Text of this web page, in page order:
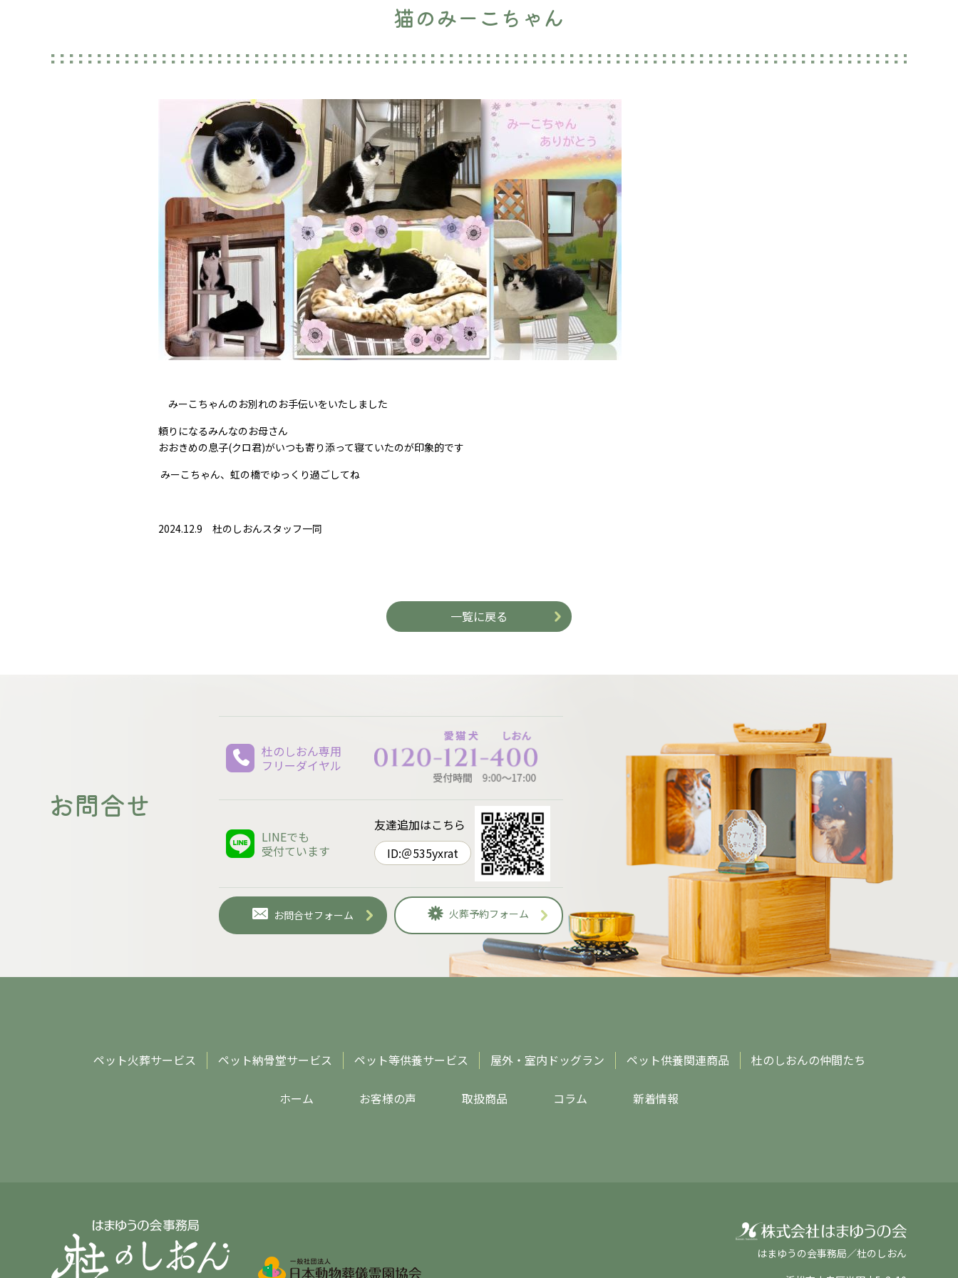
猫のみーこちゃん
みーこちゃんのお別れのお手伝いをいたしました
頼りになるみんなのお母さん
おおきめの息子(クロ君)がいつも寄り添って寝ていたのが印象的です
みーこちゃん、虹の橋でゆっくり過ごしてね
2024.12.9 杜のしおんスタッフ一同
一覧に戻る
お問合せ
杜のしおん専用
フリーダイヤル
LINEでも
受付ています
友達追加はこちら
ID:＠535yxrat
お問合せフォーム 火葬予約フォーム
ペット火葬サービス ペット納骨堂サービス ペット等供養サービス 屋外・室内ドッグラン ペット供養関連商品 杜のしおんの仲間たち
ホーム お客様の声 取扱商品 コラム 新着情報
はまゆうの会事務局／杜のしおん